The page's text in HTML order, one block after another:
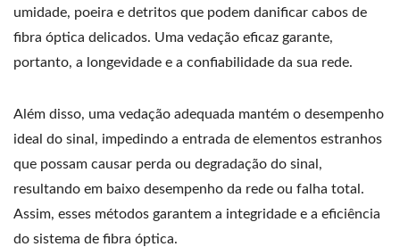
umidade, poeira e detritos que podem danificar cabos de
fibra óptica delicados. Uma vedação eficaz garante,
portanto, a longevidade e a confiabilidade da sua rede.
Além disso, uma vedação adequada mantém o desempenho
ideal do sinal, impedindo a entrada de elementos estranhos
que possam causar perda ou degradação do sinal,
resultando em baixo desempenho da rede ou falha total.
Assim, esses métodos garantem a integridade e a eficiência
do sistema de fibra óptica.